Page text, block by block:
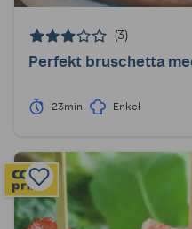
(3)
Perfekt bruschetta
23min Enkel